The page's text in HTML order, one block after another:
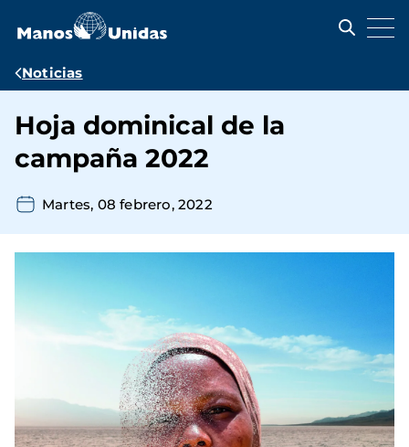
contenido
Ruta
navegación
Noticias
Hoja dominical de la
campaña 2022
Martes, 08 febrero, 2022